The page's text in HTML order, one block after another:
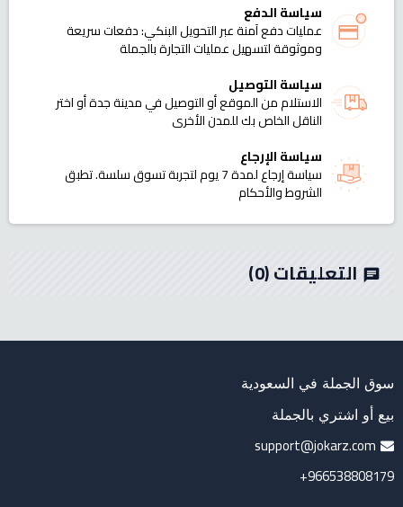
سياسة الدفع
عمليات دفع آمنة عبر التحويل البنكي: دفعات سريعة
وموثوقة لتسهيل عمليات التجارة بالجملة
سياسة التوصيل
الاستلام من الموقع أو التوصيل في مدينة جدة أو اختر
الناقل الخاص بك للمدن الأخرى
سياسة الإرجاع
سياسة إرجاع لمدة 7 يوم لتجربة تسوق سلسة. تطبق
الشروط والأحكام
chat التعليقات(0)
سوق الجملة في السعودية
بيع أو اشتري بالجملة
support@jokarz.com
966538808179+